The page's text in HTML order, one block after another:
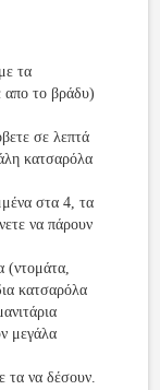
τα
απο το βράδυ)
σε λεπτά
κατσαρόλα
στα 4, τα
να πάρουν
(ντομάτα,
κατσαρόλα
μεγάλα
τα να δέσουν.